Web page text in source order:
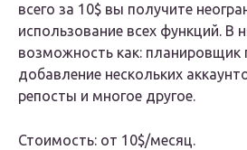
всего за 10$ вы получите
использование всех функций. В
возможность как: планировщик
добавление нескольких
репосты и многое другое.
Стоимость: от 10$/месяц.